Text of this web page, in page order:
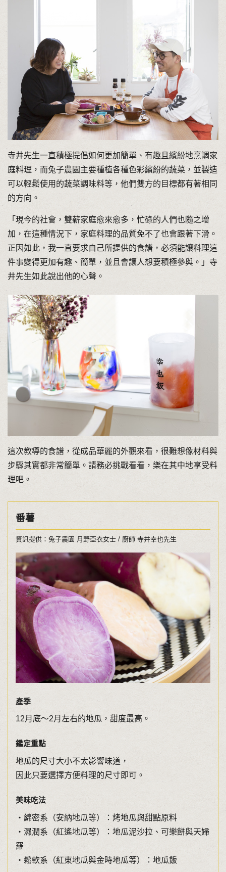
寺井先生一直積極提倡如何更加簡單、有趣且繽紛地烹調家
庭料理，而兔子農園主要種植各種色彩繽紛的蔬菜，並製造
可以輕鬆使用的蔬菜調味料等，他們雙方的目標都有著相同
的方向。
「現今的社會，雙薪家庭愈來愈多，忙碌的人們也隨之增
加，在這種情況下，家庭料理的品質免不了也會跟著下滑。
正因如此，我一直要求自己所提供的食譜，必須能讓料理這
件事變得更加有趣、簡單，並且會讓人想要積極參與。」寺
井先生如此說出他的心聲。
這次教導的食譜，從成品華麗的外觀來看，很難想像材料與
步驟其實都非常簡單。請務必挑戰看看，樂在其中地享受料
理吧。
番薯
資訊提供：兔子農園 月野亞衣女士 / 廚師 寺井幸也先生
產季
12月底〜2月左右的地瓜，甜度最高。
鑑定重點
地瓜的尺寸大小不太影響味道，
因此只要選擇方便料理的尺寸即可。
美味吃法
・綿密系（安納地瓜等）：烤地瓜與甜點原料
・濕潤系（紅遙地瓜等）：地瓜泥沙拉、可樂餅與天婦
羅
・鬆軟系（紅東地瓜與金時地瓜等）：地瓜飯